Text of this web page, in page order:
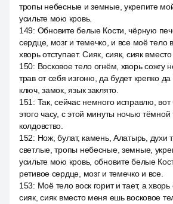
тропы небесные и земные, укрепите
усильте мою кровь.
149: Обновите белые Кости, чёрную
сердце, мозг и темечко, и все моё тело
хворь отступает. Сияк, сияк, сияк
150: Восковое тело огнём, хворь сожгу
трав от себя изгоню, да будет крепко
ключ, замок, язык заклято.
151 : Так, сейчас немного исправлю,
этого часу, с этой минуты ночью
колдовство.
152: Нож, булат, камень, Алатырь, духи
светлые, тропы небесные, земные,
усильте мою кровь, обновите белые
ретивое сердце, мозг и темечко и все.
153: Моё тело воск горит и тает, а хворь
сияк, сияк вместо меня ешь восковое